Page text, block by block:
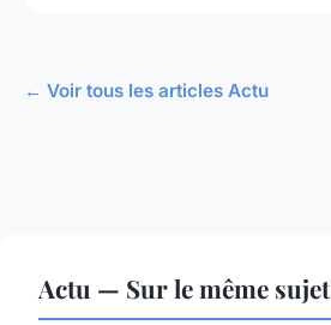
← Voir tous les articles Actu
Actu — Sur le même sujet